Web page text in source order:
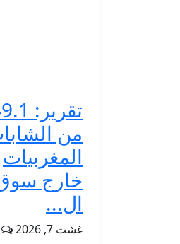
من
المغربيات
خارج
ال...
غشت 7, 2026